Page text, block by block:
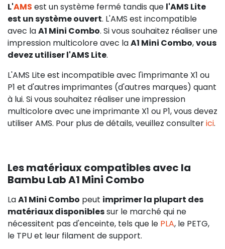
L'AMS est un système fermé tandis que l'AMS Lite
est un système ouvert. L'AMS est incompatible
avec laA1 Mini Combo. Si vous souhaitez réaliser une
impression multicolore avec laA1 Mini Combo,vous
devez utiliser l'AMS Lite.
L'AMS Lite est incompatible avec l'imprimante X1 ou
P1 et d'autres imprimantes (d'autres marques) quant
à lui. Si vous souhaitez réaliser une impression
multicolore avec une imprimante X1 ou P1, vous devez
utiliser AMS. Pour plus de détails, veuillez consulterici.
Les matériaux compatibles avec la
Bambu Lab A1 Mini Combo
LaA1 Mini Combo peut imprimer la plupart des
matériaux disponiblessur le marché qui ne
nécessitent pas d'enceinte, tels que le PLA, le PETG,
le TPU et leur filament de support.